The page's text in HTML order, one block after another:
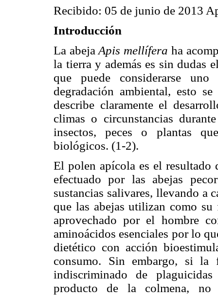
Recibido: 05 de junio de 2013
Introducción
La abejaApis mellífera ha
la tierra y además es sin dudas
que puede considerarse
degradación ambiental, esto
describe claramente el
climas o circunstancias
insectos, peces o plantas
biológicos. (1-2).
El polen apícola es el
efectuado por las abejas
sustancias salivares, llevando a
que las abejas utilizan como
aprovechado por el hombre
aminoácidos esenciales por lo
dietético con acción
consumo. Sin embargo, si
indiscriminado de
producto de la colmena, no